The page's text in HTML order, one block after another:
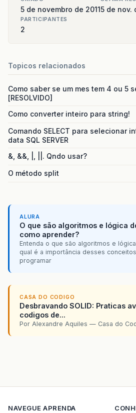
5 de novembro de 20115 de nov.
PARTICIPANTES
2
Topicos relacionados
Como saber se um mes tem 4 ou 5
[RESOLVIDO]
Como converter inteiro para string!
Comando SELECT para selecionar
data SQL SERVER
&, &&, |, ||. Qndo usar?
O método split
ALURA
O que são algoritmos e lógica
como aprender?
Entenda o que são algoritmos e
qual é a importância desses
programar
CASA DO CODIGO
Desbravando SOLID: Praticas
codigos de...
Por Alexandre Aquiles — Casa do
NAVEGUE APRENDA